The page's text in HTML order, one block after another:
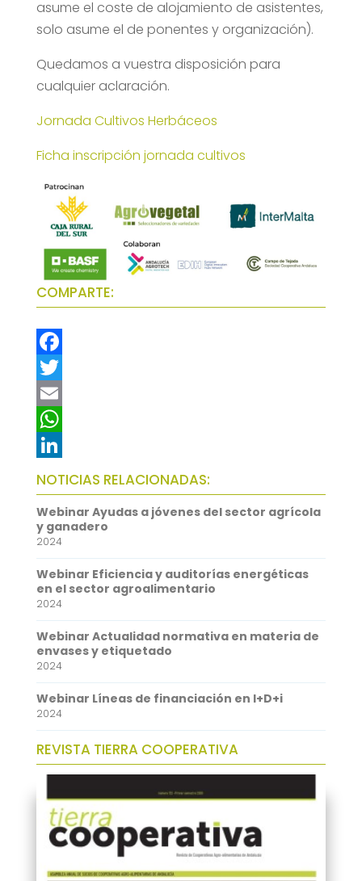
asume el coste de alojamiento de asistentes,
solo asume el de ponentes y organización).
Quedamos a vuestra disposición para
cualquier aclaración.
Jornada Cultivos Herbáceos
Ficha inscripción jornada cultivos
COMPARTE:
F
a
c
e
b
o
o
k
T
w
t
t
e
r
E
m
a
i
l
W
h
a
t
s
A
p
p
L
i
n
k
e
d
I
n
NOTICIAS RELACIONADAS:
Webinar Ayudas a jóvenes del sector agrícola
y ganadero
2024
Webinar Eficiencia y auditorías energéticas
en el sector agroalimentario
2024
Webinar Actualidad normativa en materia de
envases y etiquetado
2024
Webinar Líneas de financiación en I+D+i
2024
REVISTA TIERRA COOPERATIVA